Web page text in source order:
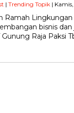
| Trending Topik |
Ramah
bisnis
Raja Paksi